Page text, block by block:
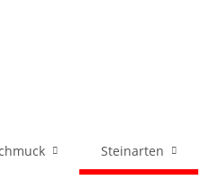
Steinarten